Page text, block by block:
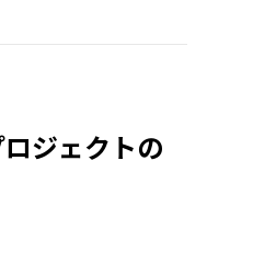
ジェクトの